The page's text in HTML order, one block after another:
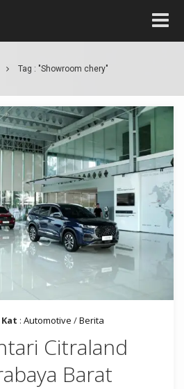
Tag : "Showroom chery"
Kat : Automotive /Berita
Citraland
Barat